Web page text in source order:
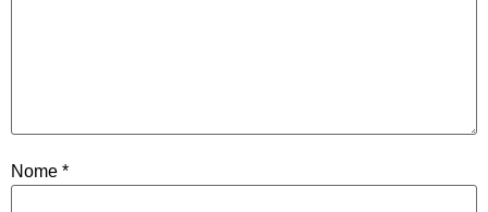
Nome *